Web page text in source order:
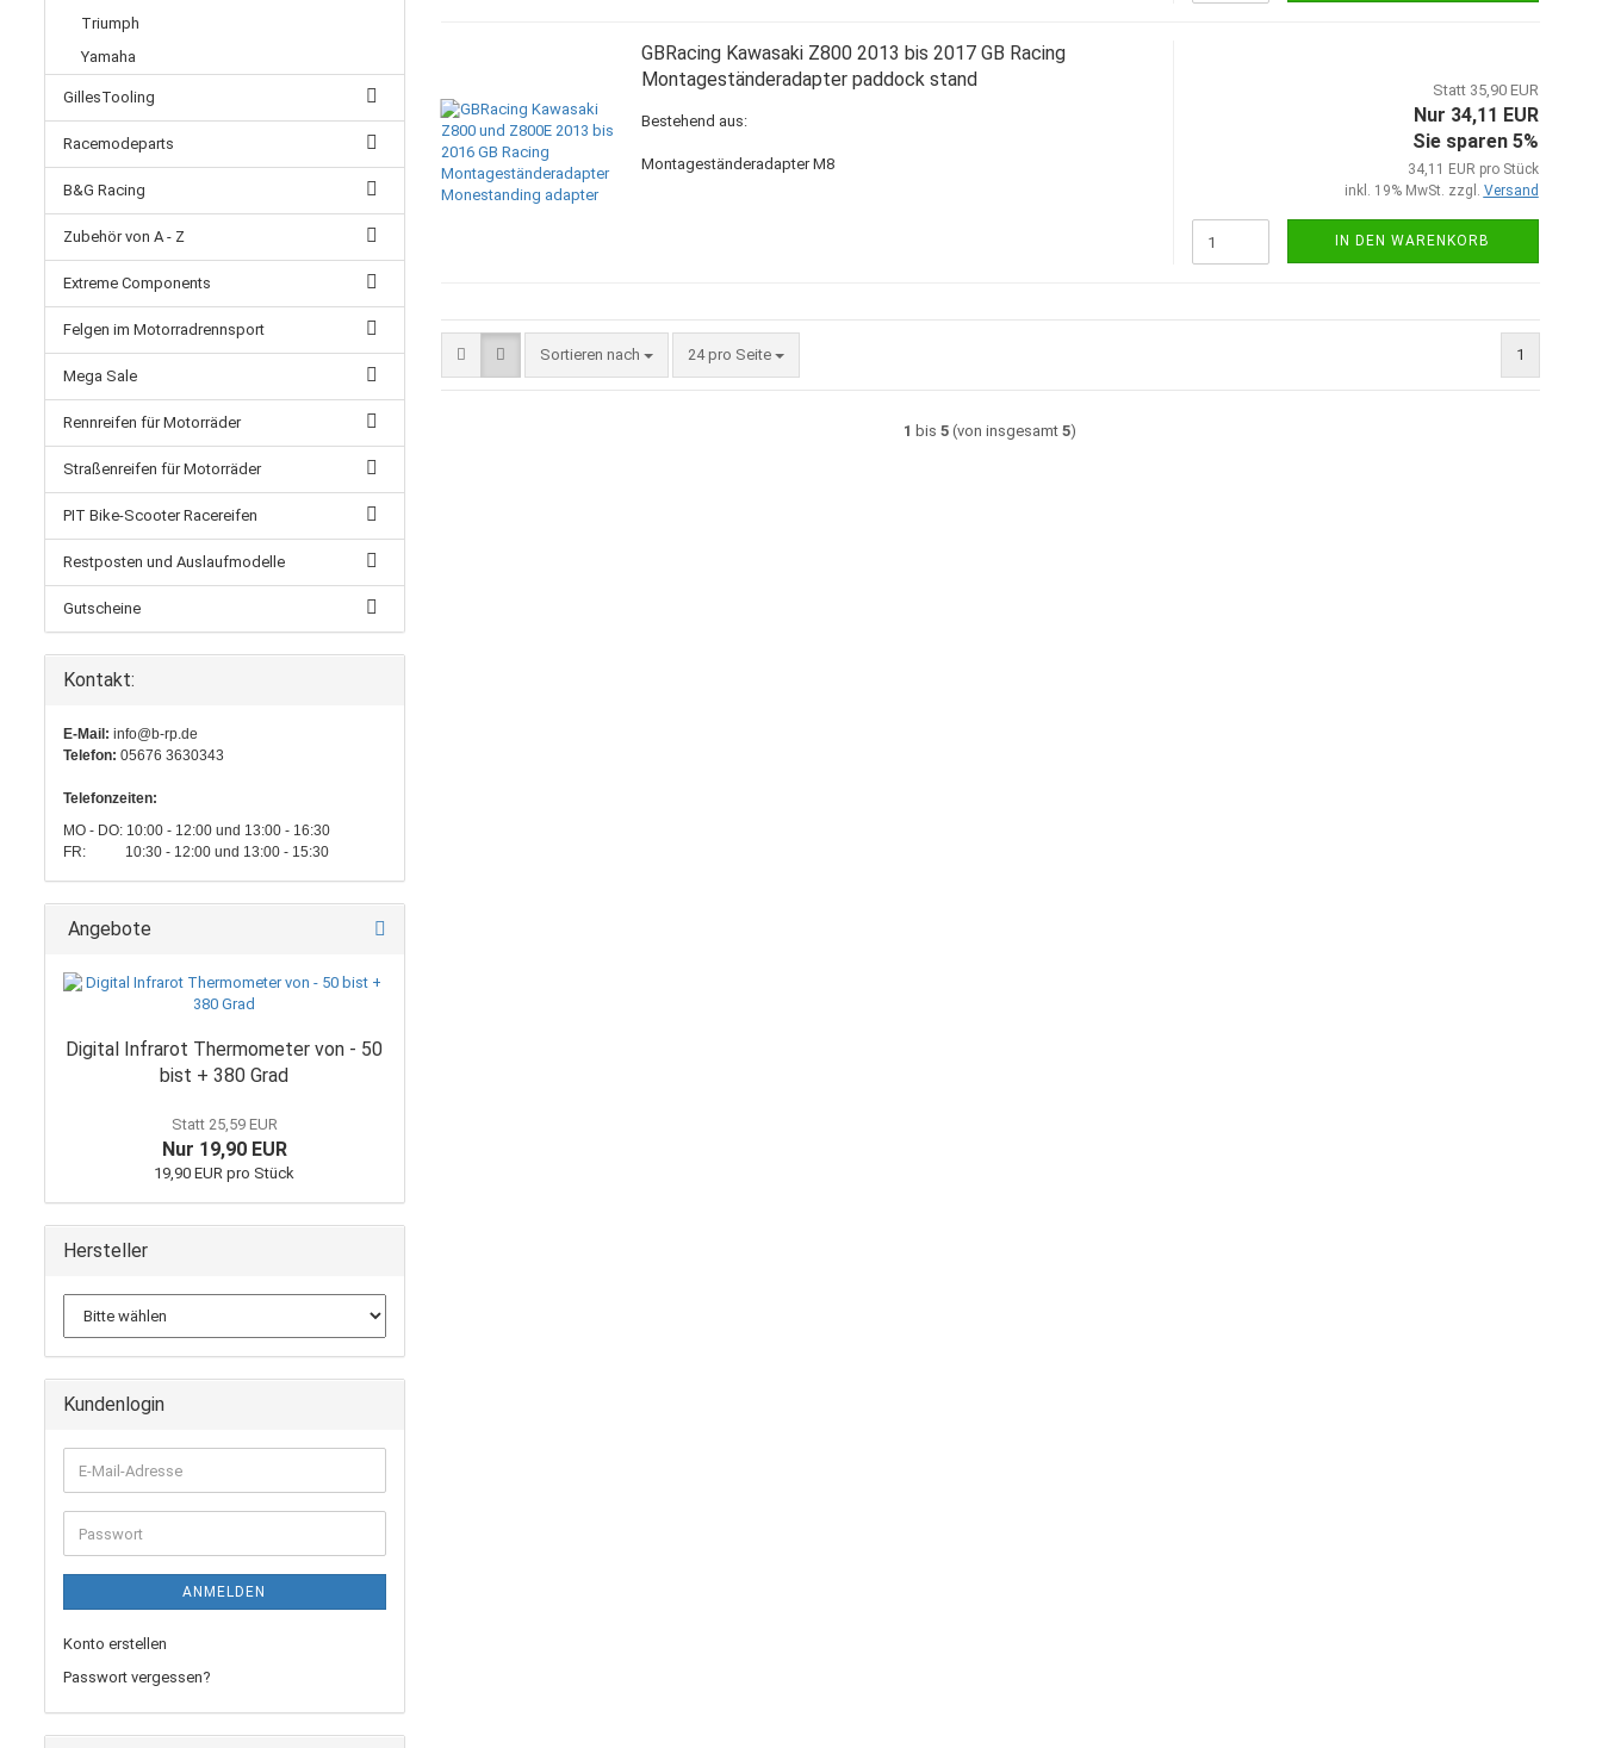
GBRacing Kawasaki Z800 2013 bis 2017 GB Racing
Montageständeradapter paddock stand
Bestehend aus:
Montageständeradapter M8
Statt 35,90 EUR
Nur 34,11 EUR
Sie sparen 5%
34,11 EUR pro Stück
inkl. 19% MwSt. zzgl. Versand
IN DEN WARENKORB
Sortieren nach
Sortieren nach 24 pro Seite
pro Seite 1
1 bis5 (von insgesamt5)
Triumph
Yamaha
GillesTooling
Racemodeparts
B&G Racing
Zubehör von A - Z
Extreme Components
Felgen im Motorradrennsport
Mega Sale
Rennreifen für Motorräder
Straßenreifen für Motorräder
PIT Bike-Scooter Racereifen
Restposten und Auslaufmodelle
Gutscheine
Kontakt:
E-Mail: info@b-rp.de
Telefon: 05676 3630343
Telefonzeiten:
MO - DO: 10:00 - 12:00 und 13:00 - 16:30
FR: 10:30 - 12:00 und 13:00 - 15:30
Angebote
Digital Infrarot Thermometer von - 50
bist + 380 Grad
Statt 25,59 EUR
Nur 19,90 EUR
19,90 EUR pro Stück
Hersteller
Kundenlogin
E-
Mail-
Adresse
Passwort
ANMELDEN
Konto erstellen
Passwort vergessen?